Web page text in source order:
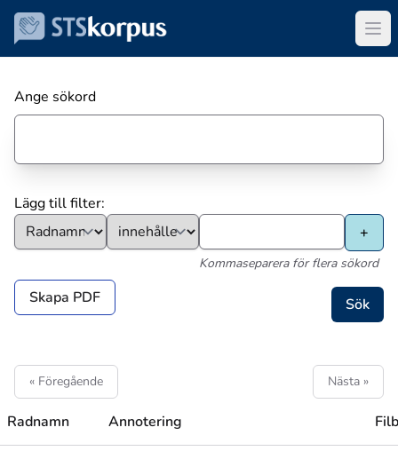
Ange sökord
Lägg till filter:
Kommaseparera för flera sökord
Skapa PDF
« Föregående Nästa »
Radnamn Annotering